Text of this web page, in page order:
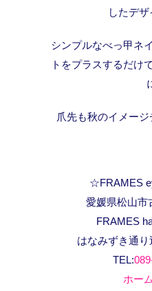
したデザ
シンプルなべっ甲ネ
トをプラスするだけ
爪先も秋のイメー
☆FRAMES
愛媛県松山市
FRAMES
はなみずき通り
TEL:
ホー